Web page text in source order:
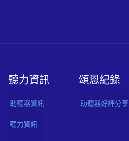
聽⼒資訊
助聽器資訊
聽力資訊
頌恩紀錄
助聽器好評分享